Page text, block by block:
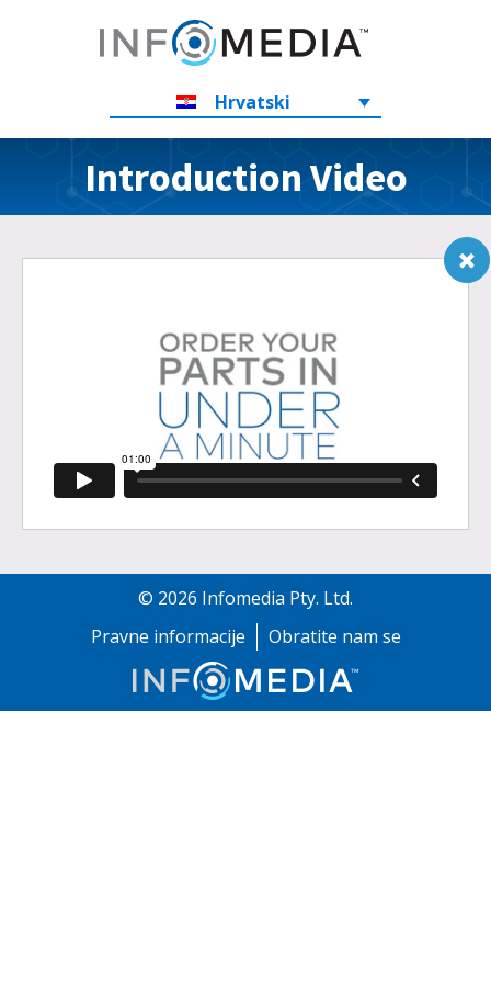
Hrvatski
Introduction Video
© 2026 Infomedia Pty. Ltd.
Pravne informacije
Obratite nam se